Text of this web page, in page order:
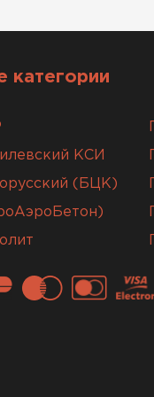
категории
КСИ
(БЦК)